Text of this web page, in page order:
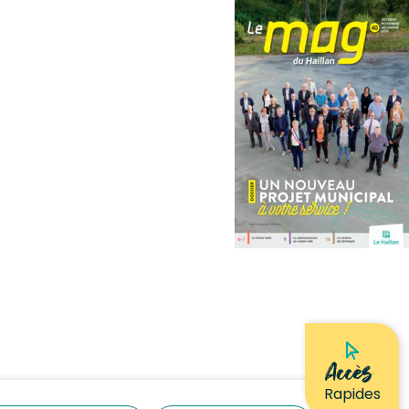
Accès
Rapides